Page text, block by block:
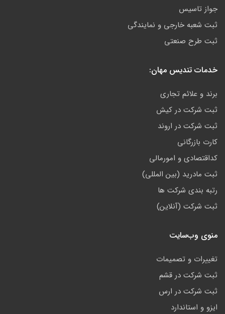
جواز تاسیس
ثبت شعبه خارجی و نمایندگی
ثبت طرح صنعتی
خدمات تندیس مهان:
برند و علائم تجاری
ثبت شرکت در کیش
ثبت شرکت در اروند
کارت بازرگانی
کداقتصادی و امورمالی
ثبت مادرید (بین المللی)
رتبه بندی شرکت ها
ثبت شرکت (آنلاین)
منوی وب‌سایت
تغییرات و تصمیمات
ثبت شرکت در قشم
ثبت شرکت در ارس
ایزو و استاندارد